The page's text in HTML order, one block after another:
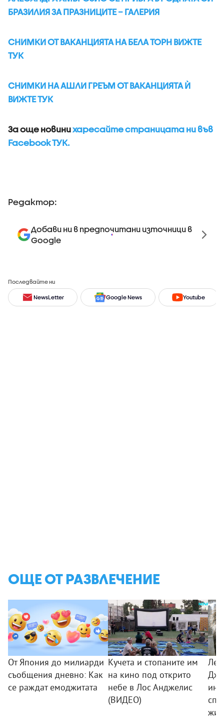
БРАЗИЛИЯ ЗА ПРАЗНИЦИТЕ – ГАЛЕРИЯ
СНИМКИ ОТ ВАКАНЦИЯТА НА БЕЛА ТОРН ВИЖТЕ
ТУК
СНИМКИ НА АШЛИ ГРЕЪМ ОТ ВАКАНЦИЯТА Ѝ
ВИЖТЕ ТУК
За още новинихаресайте страницата ни във
Facebook ТУК.
Редактор:
Добави ни в предпочитани източници в
Google
Последвайте ни
NewsLetter Google News Youtube
ОЩЕ ОТ РАЗВЛЕЧЕНИЕ
От Япония до милиарди
съобщения дневно: Как
се раждат емоджитата
Кучета и стопаните им
на кино под открито
небе в Лос Анджелис
(ВИДЕО)